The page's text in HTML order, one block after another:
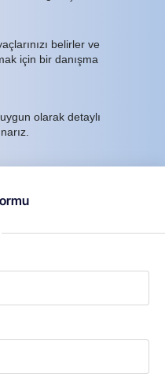
belirler ve
için bir danışma
olarak detaylı